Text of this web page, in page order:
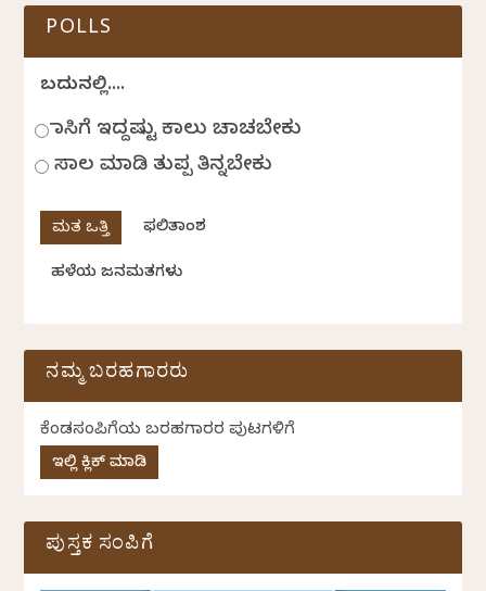
POLLS
ಬದುಕಿನಲ್ಲಿ....
ಹಾಸಿಗೆ ಇದ್ದಷ್ಟು ಕಾಲು ಚಾಚಬೇಕು
ಸಾಲ ಮಾಡಿ ತುಪ್ಪ ತಿನ್ನಬೇಕು
ಫಲಿತಾಂಶ
ಹಳೆಯ ಜನಮತಗಳು
ನಮ್ಮ ಬರಹಗಾರರು
ಕೆಂಡಸಂಪಿಗೆಯ ಬರಹಗಾರರ ಪುಟಗಳಿಗೆ
ಇಲ್ಲಿ ಕ್ಲಿಕ್ ಮಾಡಿ
ಪುಸ್ತಕ ಸಂಪಿಗೆ